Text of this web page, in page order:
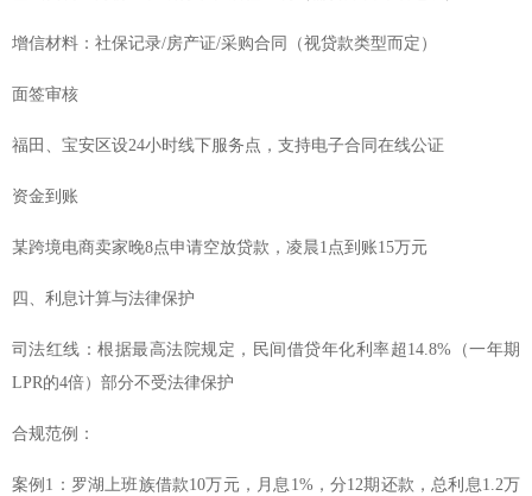
增信材料：社保记录/房产证/采购合同（视贷款类型而定）
面签审核
福田、宝安区设24小时线下服务点，支持电子合同在线公证
资金到账
某跨境电商卖家晚8点申请空放贷款，凌晨1点到账15万元
四、利息计算与法律保护
司法红线：根据最高法院规定，民间借贷年化利率超14.8%（一年期
LPR的4倍）部分不受法律保护
合规范例：
案例1：罗湖上班族借款10万元，月息1%，分12期还款，总利息1.2万